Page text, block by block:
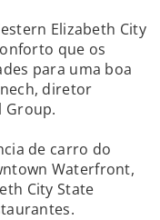
Elizabeth City
que os
para uma boa
diretor
Group.
de carro do
Waterfront,
City State